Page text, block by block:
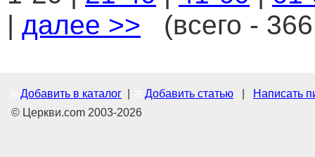
| далее >> (всего -
Добавить в каталог Добавить статью
Написать
© Церкви.com 2003-2026